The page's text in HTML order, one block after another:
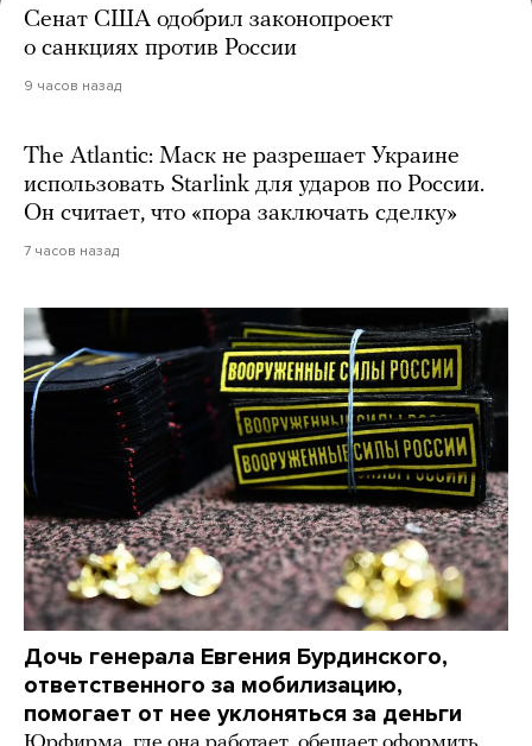
Сенат США одобрил законопроект
о санкциях против России
9 часов назад
The Atlantic: Маск не разрешает Украине
использовать Starlink для ударов по России.
Он считает, что «пора заключать сделку»
7 часов назад
Дочь генерала Евгения Бурдинского,
ответственного за мобилизацию,
помогает от нее уклоняться за деньги